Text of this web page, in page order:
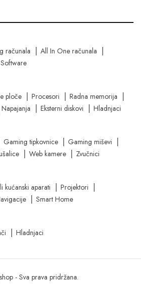
računala
All In One računala
Software
ploče Procesori
Radna memorija
Napajanja Eksterni diskovi
Hladnjaci
Gaming tipkovnice
Gaming miševi
Web kamere
Zvučnici
kućanski aparati
Projektori
Smart Home
Hladnjaci
- Sva prava pridržana.